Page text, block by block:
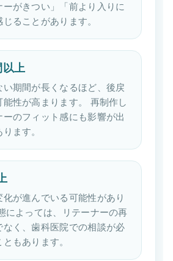
ーがきつい」「前より入りに
じることがあります。
以上
い期間が長くなるほど、後戻
能性が高まります。 再制作し
ーのフィット感にも影響が出
ます。
化が進んでいる可能性があり
によっては、リテーナーの再
なく、歯科医院での相談が必
もあります。